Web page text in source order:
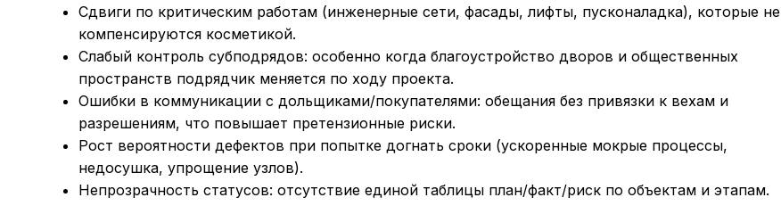
Сдвиги по критическим работам (инженерные сети, фасады, лифты, пусконаладка), которые не
компенсируются косметикой.
Слабый контроль субподрядов: особенно когда благоустройство дворов и общественных
пространств подрядчик меняется по ходу проекта.
Ошибки в коммуникации с дольщиками/покупателями: обещания без привязки к вехам и
разрешениям, что повышает претензионные риски.
Рост вероятности дефектов при попытке догнать сроки (ускоренные мокрые процессы,
недосушка, упрощение узлов).
Непрозрачность статусов: отсутствие единой таблицы план/факт/риск по объектам и этапам.